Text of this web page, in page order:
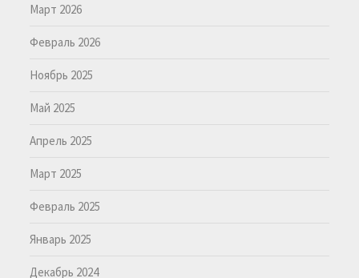
Март 2026
Февраль 2026
Ноябрь 2025
Май 2025
Апрель 2025
Март 2025
Февраль 2025
Январь 2025
Декабрь 2024